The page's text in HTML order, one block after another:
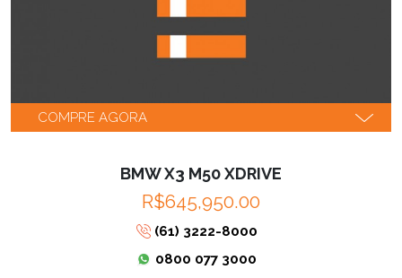
COMPRE AGORA
BMW X3 M50 XDRIVE
R$645,950.00
(61) 3222-8000
0800 077 3000